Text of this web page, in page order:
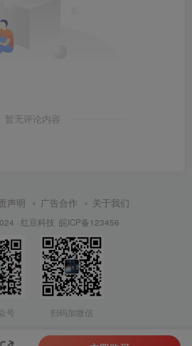
暂无评论内容
声明 广告合作 关于我们
· 红豆科技 皖ICP备123456
号 扫码加微信